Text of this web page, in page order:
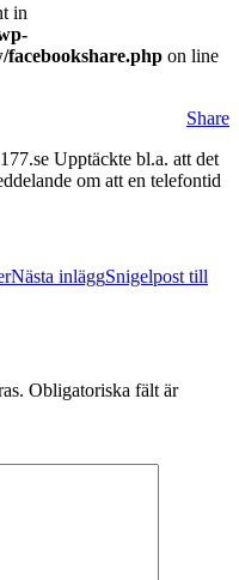
in
facebookshare.php on line
Share
Upptäckte bl.a. att det
om att en telefontid
Nästa inläggSnigelpost till
Obligatoriska fält är